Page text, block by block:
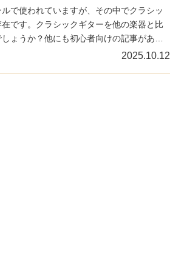
で使われていますが、その中でクラシッ
です。クラシックギターを他の楽器と比
ょうか？他にも初心者向けの記事があり
2025.10.12